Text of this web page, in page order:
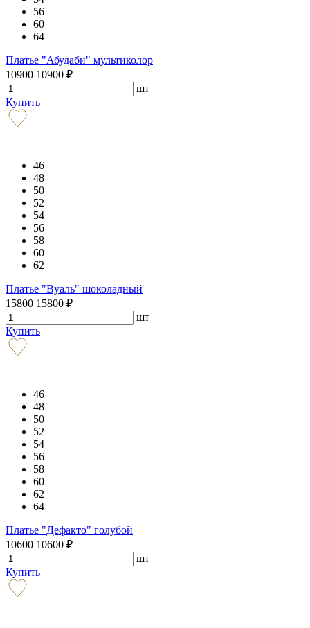
56
60
64
Платье "Абудаби" мультиколор
10900 10900 ₽
шт
Купить
46
48
50
52
54
56
58
60
62
Платье "Вуаль" шоколадный
15800 15800 ₽
шт
Купить
46
48
50
52
54
56
58
60
62
64
Платье "Дефакто" голубой
10600 10600 ₽
шт
Купить